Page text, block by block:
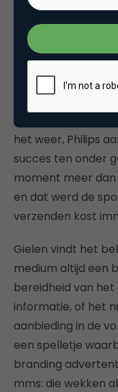
Dat gesponsorde
problemen
experiment van
Mensen konden
onderwerpen
informatie werd
het weer, Philips
succes ten onder
moment meer
en dat werd de
verzenden kost
Gielen vindt het
medium altijd een
bereidheid van
informatie, of het
aanbieding in de
een spelletje
branding
mms: die wekken